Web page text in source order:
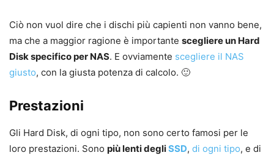
Ciò non vuol dire che i dischi più capienti non vanno bene,
ma che a maggior ragione è importante scegliere un Hard
Disk specifico per NAS. E ovviamente scegliere il NAS
giusto, con la giusta potenza di calcolo. 🙂
Prestazioni
Gli Hard Disk, di ogni tipo, non sono certo famosi per le
loro prestazioni. Sono più lenti degliSSD, di ogni tipo, e di